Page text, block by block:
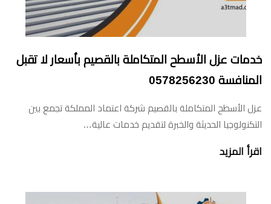
خدمات عزل الأسطح المتكاملة بالقصيم بأسعار لا تقبل
المنافسة 0578256230
عزل الأسطح المتكاملة بالقصيم شركة اعتماد المملكة تجمع بين
التكنولوجيا الحديثة والخبرة لتقديم خدمات عالية…
اقرأ المزيد